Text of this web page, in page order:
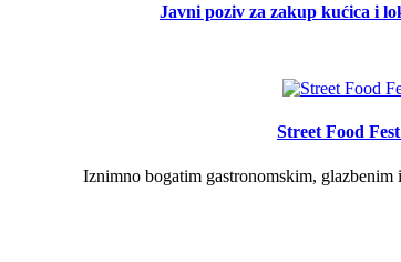
Javni poziv za zakup kućica i
Street Food
Iznimno bogatim gastronomskim,